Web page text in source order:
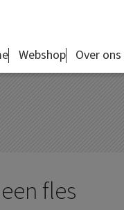
Webshop Over ons
fles